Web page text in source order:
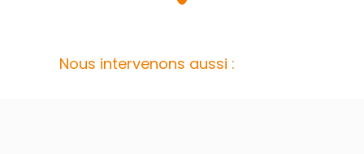
Nous intervenons aussi :